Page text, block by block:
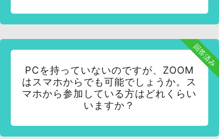
回答済み
PCを持っていないのですが、ZOOM
はスマホからでも可能でしょうか。ス
マホから参加している方はどれくらい
いますか？